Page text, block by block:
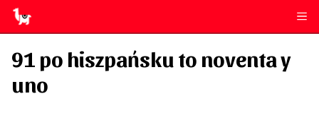
91 po hiszpańsku to noventa y
uno